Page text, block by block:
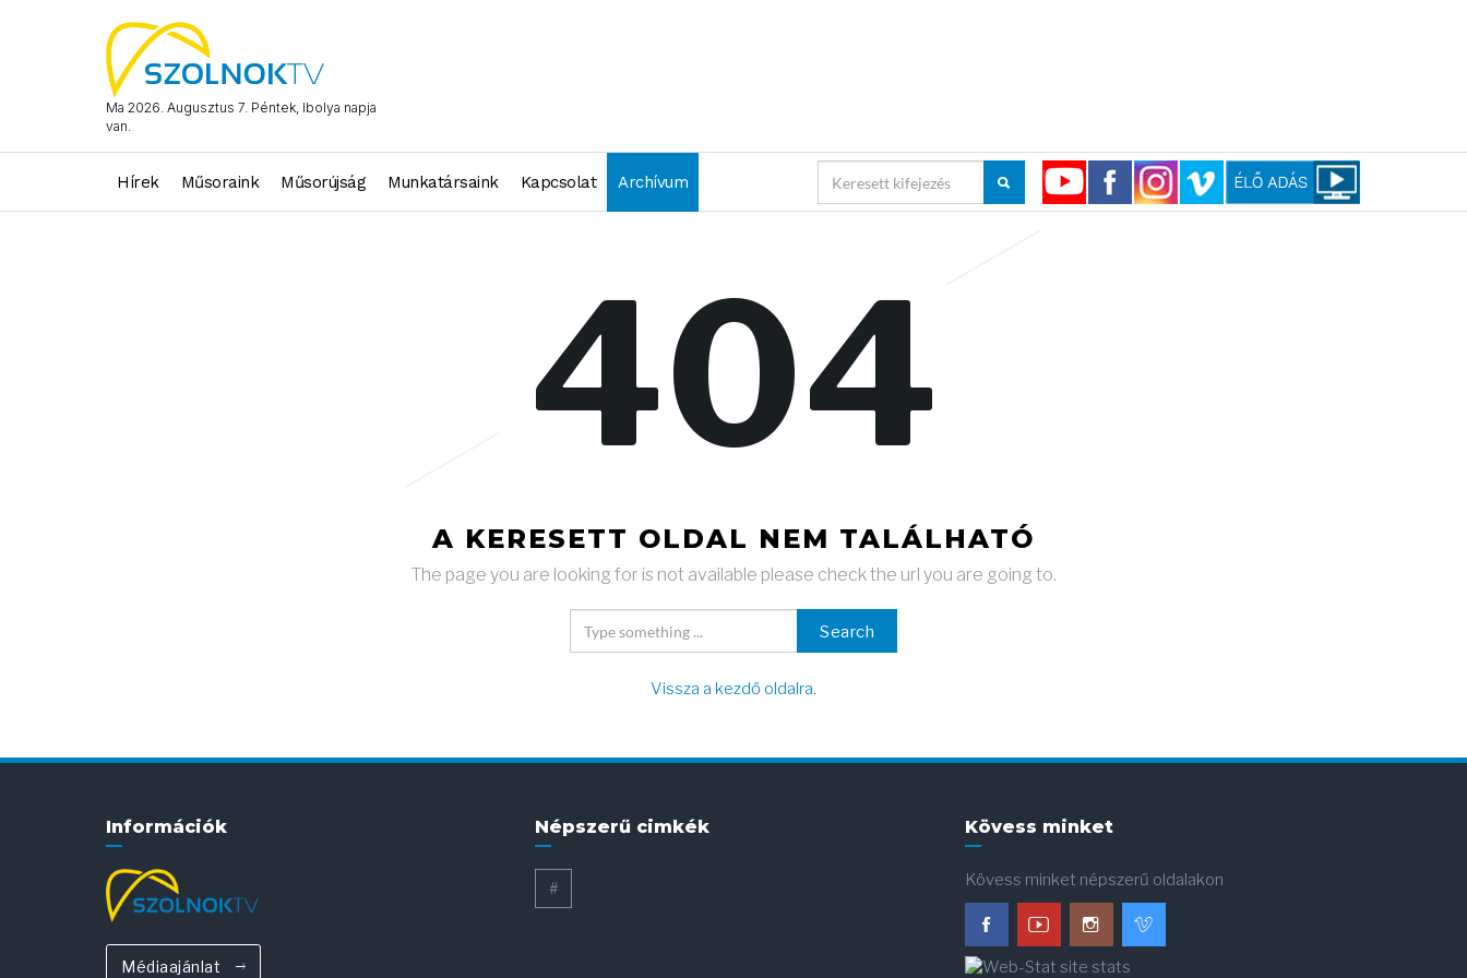
Ma 2026. Augusztus 7. Péntek, Ibolya napja
van.
Hírek Műsoraink Műsorújság Munkatársaink Kapcsolat Archívum
404
A KERESETT OLDAL NEM TALÁLHATÓ
The page you are looking for is not available please check the url you are going to.
Search
Vissza a kezdő oldalra.
Információk
Médiaajánlat
Népszerű cimkék
#
Kövess minket
Kövess minket népszerű oldalakon